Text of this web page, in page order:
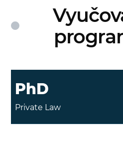
PhD
Private Law